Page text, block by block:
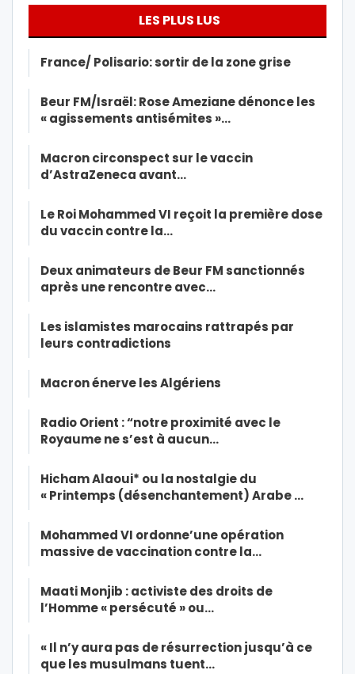
LES PLUS LUS
France/ Polisario: sortir de la zone grise
Beur FM/Israël: Rose Ameziane dénonce les
« agissements antisémites »…
Macron circonspect sur le vaccin
d’AstraZeneca avant…
Le Roi Mohammed VI reçoit la première dose
du vaccin contre la…
Deux animateurs de Beur FM sanctionnés
après une rencontre avec…
Les islamistes marocains rattrapés par
leurs contradictions
Macron énerve les Algériens
Radio Orient : “notre proximité avec le
Royaume ne s’est à aucun…
Hicham Alaoui* ou la nostalgie du
« Printemps (désenchantement) Arabe …
Mohammed VI ordonne’une opération
massive de vaccination contre la…
Maati Monjib : activiste des droits de
l’Homme « persécuté » ou…
« Il n’y aura pas de résurrection jusqu’à ce
que les musulmans tuent…